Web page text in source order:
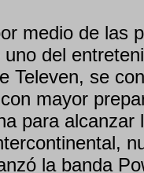
medio de las
del
Televen, se
mayor
para alcanzar
la banda